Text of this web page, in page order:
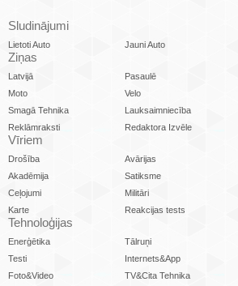
Sludinājumi
Lietoti Auto Jauni Auto
Ziņas
Latvijā Pasaulē
Moto
Velo
Smagā Tehnika
Lauksaimniecība
Reklāmraksti
Redaktora Izvēle
Vīriem
Drošība Avārijas
Akadēmija
Satiksme
Ceļojumi
Militāri
Karte
Reakcijas tests
Tehnoloģijas
Enerģētika Tālruņi
Testi
Internets&App
Foto&Video
TV&Cita Tehnika